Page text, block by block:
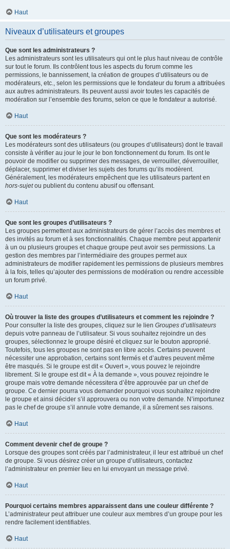
Haut
Niveaux d’utilisateurs et groupes
Que sont les administrateurs ?
Les administrateurs sont les utilisateurs qui ont le plus haut niveau de contrôle
sur tout le forum. Ils contrôlent tous les aspects du forum comme les
permissions, le bannissement, la création de groupes d’utilisateurs ou de
modérateurs, etc., selon les permissions que le fondateur du forum a attribuées
aux autres administrateurs. Ils peuvent aussi avoir toutes les capacités de
modération sur l’ensemble des forums, selon ce que le fondateur a autorisé.
Haut
Que sont les modérateurs ?
Les modérateurs sont des utilisateurs (ou groupes d’utilisateurs) dont le travail
consiste à vérifier au jour le jour le bon fonctionnement du forum. Ils ont le
pouvoir de modifier ou supprimer des messages, de verrouiller, déverrouiller,
déplacer, supprimer et diviser les sujets des forums qu’ils modèrent.
Généralement, les modérateurs empêchent que les utilisateurs partent en
hors-sujetou publient du contenu abusif ou offensant.
Haut
Que sont les groupes d’utilisateurs ?
Les groupes permettent aux administrateurs de gérer l’accès des membres et
des invités au forum et à ses fonctionnalités. Chaque membre peut appartenir
à un ou plusieurs groupes et chaque groupe peut avoir ses permissions. La
gestion des membres par l’intermédiaire des groupes permet aux
administrateurs de modifier rapidement les permissions de plusieurs membres
à la fois, telles qu’ajouter des permissions de modération ou rendre accessible
un forum privé.
Haut
Où trouver la liste des groupes d’utilisateurs et comment les rejoindre ?
Pour consulter la liste des groupes, cliquez sur le lien Groupes d’utilisateurs
depuis votre panneau de l’utilisateur. Si vous souhaitez rejoindre un des
groupes, sélectionnez le groupe désiré et cliquez sur le bouton approprié.
Toutefois, tous les groupes ne sont pas en libre accès. Certains peuvent
nécessiter une approbation, certains sont fermés et d’autres peuvent même
être masqués. Si le groupe est dit « Ouvert », vous pouvez le rejoindre
librement. Si le groupe est dit « À la demande », vous pouvez rejoindre le
groupe mais votre demande nécessitera d’être approuvée par un chef de
groupe. Ce dernier pourra vous demander pourquoi vous souhaitez rejoindre
le groupe et ainsi décider s’il approuvera ou non votre demande. N’importunez
pas le chef de groupe s’il annule votre demande, il a sûrement ses raisons.
Haut
Comment devenir chef de groupe ?
Lorsque des groupes sont créés par l’administrateur, il leur est attribué un chef
de groupe. Si vous désirez créer un groupe d’utilisateurs, contactez
l’administrateur en premier lieu en lui envoyant un message privé.
Haut
Pourquoi certains membres apparaissent dans une couleur différente ?
L’administrateur peut attribuer une couleur aux membres d’un groupe pour les
rendre facilement identifiables.
Haut